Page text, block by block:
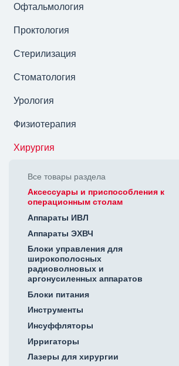
Офтальмология
Проктология
Стерилизация
Стоматология
Урология
Физиотерапия
Хирургия
Все товары раздела
Аксессуары и приспособления к
операционным столам
Аппараты ИВЛ
Аппараты ЭХВЧ
Блоки управления для
широкополосных
радиоволновых и
аргонусиленных аппаратов
Блоки питания
Инструменты
Инсуффляторы
Ирригаторы
Лазеры для хирургии